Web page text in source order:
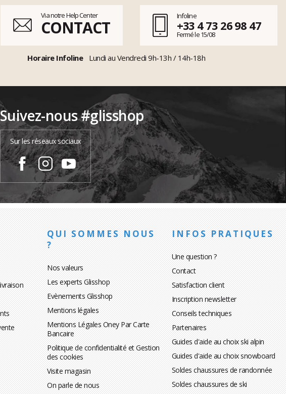
Via notre Help Center
CONTACT
Infoline
+33 4 73 26 98 47
Fermé le 15/08
Horaire Infoline Lundi au Vendredi 9h-13h / 14h-18h
Suivez-nous #glisshop
Sur les réseaux sociaux
QUI SOMMES NOUS
?
Nos valeurs
Les experts Glisshop
Evènements Glisshop
Mentions légales
Mentions Légales Oney Par Carte
Bancaire
Politique de confidentialité et Gestion
des cookies
Visite magasin
On parle de nous
INFOS PRATIQUES
Une question ?
Contact
Satisfaction client
Inscription newsletter
Conseils techniques
Partenaires
Guides d'aide au choix ski alpin
Guides d'aide au choix snowboard
Soldes chaussures de randonnée
Soldes chaussures de ski